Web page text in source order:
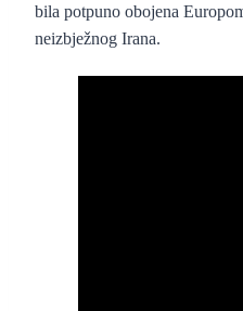
bila potpuno obojena
neizbježnog Irana.